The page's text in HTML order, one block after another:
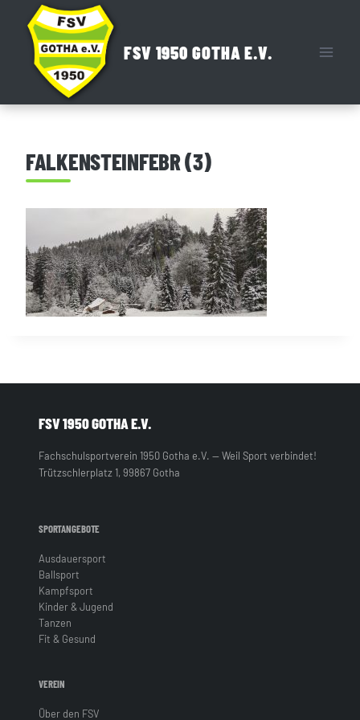
Inhalt
springen
FSV 1950 GOTHA E.V.
FALKENSTEINFEBR (3)
FSV 1950 GOTHA E.V.
Fachschulsportverein 1950 Gotha e.V. — Weil Sport verbindet!
Trützschlerplatz 1, 99867 Gotha
SPORTANGEBOTE
Ausdauersport
Ballsport
Kampfsport
Kinder & Jugend
Tanzen
Fit & Gesund
VEREIN
Über den FSV